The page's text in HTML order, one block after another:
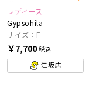
レディース
Gypsohila
サイズ：F
￥7,700税込
江坂店